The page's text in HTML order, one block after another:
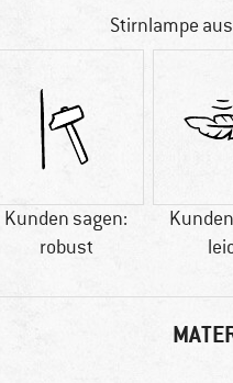
Stirnlampe
Kunden sagen:
robust